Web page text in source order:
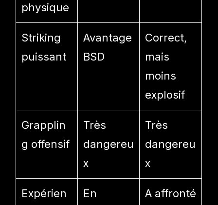
physique
Striking
puissant
Avantage
BSD
Correct,
mais
moins
explosif
Grapplin
g offensif
Très
dangereu
x
Très
dangereu
x
Expérien
En
A affronté